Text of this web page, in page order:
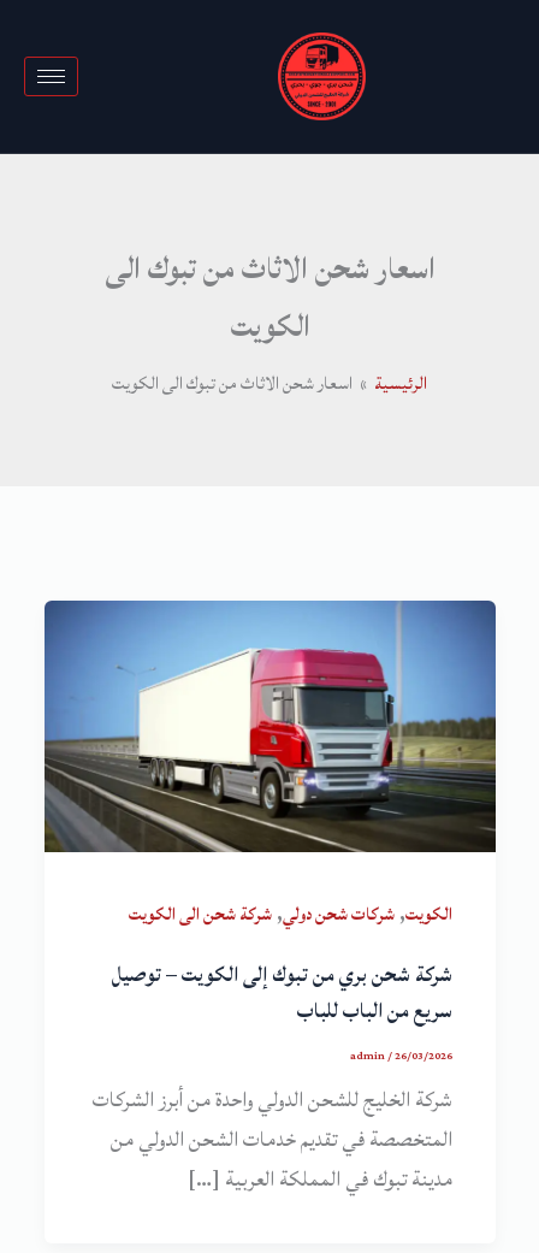
اسعار شحن الاثاث من تبوك الى
الكويت
الرئيسية اسعار شحن الاثاث من تبوك الى الكويت
الكويت,شركات شحن دولي,شركة شحن الى الكويت
شركة شحن بري من تبوك إلى الكويت – توصيل
سريع من الباب للباب
admin/26/03/2026
شركة الخليج للشحن الدولي واحدة من أبرز الشركات
المتخصصة في تقديم خدمات الشحن الدولي من
مدينة تبوك في المملكة العربية […]